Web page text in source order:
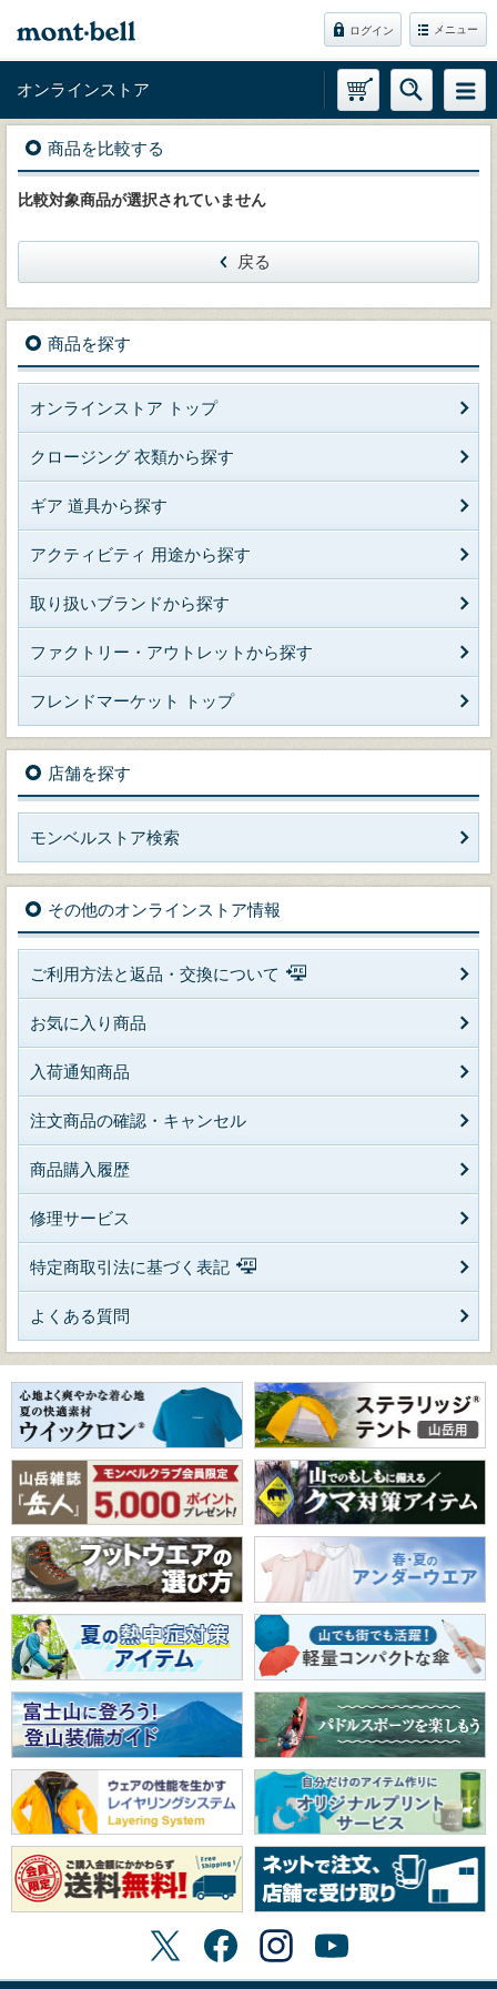
ログイン メニュー
オンラインストア
商品を比較する
比較対象商品が選択されていません
戻る
商品を探す
オンラインストア トップ
クロージング 衣類から探す
ギア 道具から探す
アクティビティ 用途から探す
取り扱いブランドから探す
ファクトリー・アウトレットから探す
フレンドマーケット トップ
店舗を探す
モンベルストア検索
その他のオンラインストア情報
ご利用方法と返品・交換について
お気に入り商品
入荷通知商品
注文商品の確認・キャンセル
商品購入履歴
修理サービス
特定商取引法に基づく表記
よくある質問